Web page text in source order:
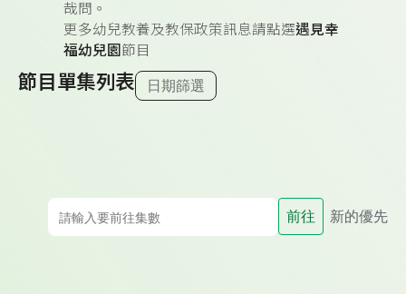
哉問。
更多幼兒教養及教保政策訊息請點選遇見幸
福幼兒園 節目
節目單集列表 日期篩選
前往 新的優先